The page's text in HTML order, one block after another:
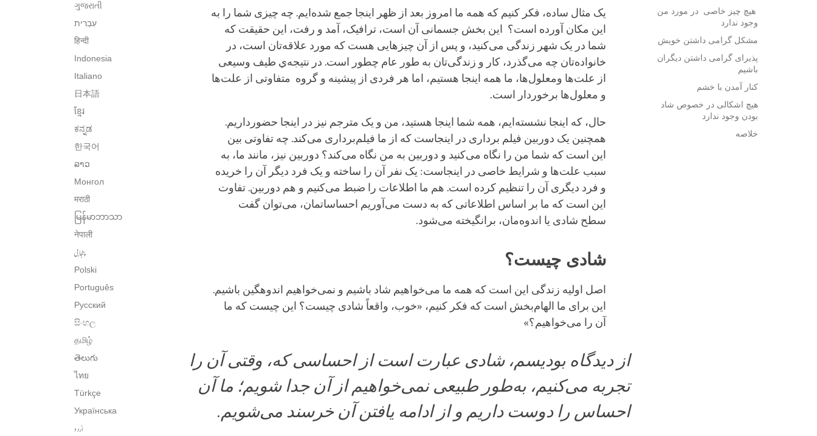
هیچ چیز خاصی در مورد من
وجود ندارد
مشکل گرامی داشتن خویش
پذیرای گرامی داشتن دیگران
باشیم
کنار آمدن با خشم
هیچ اشکالی در خصوص شاد
بودن وجود ندارد
خلاصه
ગુજરાતી
עִבְרִית‎
हिन्दी
Indonesia
Italiano
日本語
ខ្មែរ
ಕನ್ನಡ
한국어
ລາວ
Монгол
मराठी
မြန်မာဘာသာ
नेपाली
پنجابی
Polski
Português
Русский
සිංහල
தமிழ்
తెలుగు
ไทย
Türkçe
Українська
اُردو
یک مثال ساده، فکر کنیم که همه ما امروز بعد از ظهر اینجا جمع شده‌ایم. چه چیزی شما را به
این مکان آورده است؟ این بخش جسمانی آن است، ترافیک، آمد و رفت، این حقیقت که
شما در یک شهر زندگی می‌کنید، و پس از آن چیزهایی هست که مورد علاقه‌تان است، در
خانواده‌تان چه می‌گذرد، کار و زندگی‌تان به طور عام چطور است. در نتیجه‌ي طیف وسیعی
از علت‌ها ومعلول‌ها، ما همه اینجا هستیم، اما هر فردی از پیشینه و گروه متفاوتی از علت‌ها
و معلول‌ها برخوردار است.
حال، که اینجا نشسته‌ایم، همه شما اینجا هستید، من و یک مترجم نیز در اینجا حضورداریم.
همچنین یک دوربین فیلم برداری در اینجاست که از ما فیلم‌برداری می‌کند. چه تفاوتی بین
این است که شما من را نگاه می‌کنید و دوربین به من نگاه می‌کند؟ دوربین نیز، مانند ما، به
سبب علت‌ها و شرایط خاصی در اینجاست: یک نفر آن را ساخته و یک فرد دیگر آن را خریده
و فرد دیگری آن را تنظیم کرده است. هم ما اطلاعات را ضبط می‌کنیم و هم دوربین. تفاوت
این است که ما بر اساس اطلاعاتی که به دست می‌آوریم احساساتمان، می‌توان گفت
سطح شادی یا اندوه‌مان، برانگیخته می‌شود.
شادی چیست؟
اصل اولیه زندگی این است که همه ما می‌خواهیم شاد باشیم و نمی‌خواهیم اندوهگین باشیم.
این برای ما الهام‌بخش است که فکر کنیم، «خوب، واقعاً شادی چیست؟ این چیست که ما
آن را می‌خواهیم؟»
از دیدگاه بودیسم، شادی عبارت است از احساسی که، وقتی آن را
تجربه می‌کنیم، به‌طور طبیعی نمی‌خواهیم از آن جدا شویم؛ ما آن
احساس را دوست داریم و از ادامه یافتن آن خرسند می‌شویم.